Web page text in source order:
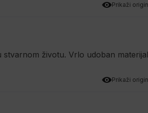
Prikaži
Prikaži
životu. Vrlo udoban